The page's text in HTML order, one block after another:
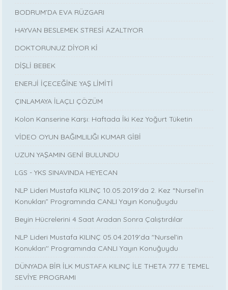
BODRUM’DA EVA RÜZGARI
HAYVAN BESLEMEK STRESİ AZALTIYOR
DOKTORUNUZ DİYOR Kİ
DİŞLİ BEBEK
ENERJİ İÇECEĞİNE YAŞ LİMİTİ
ÇINLAMAYA İLAÇLI ÇÖZÜM
Kolon Kanserine Karşı: Haftada İki Kez Yoğurt Tüketin
VİDEO OYUN BAĞIMLILIĞI KUMAR GİBİ
UZUN YAŞAMIN GENİ BULUNDU
LGS - YKS SINAVINDA HEYECAN
NLP Lideri Mustafa KILINÇ 10.05.2019’da 2. Kez “Nursel’in
Konukları” Programında CANLI Yayın Konuğuydu
Beyin Hücrelerini 4 Saat Aradan Sonra Çalıştırdılar
NLP Lideri Mustafa KILINÇ 05.04.2019'da ''Nursel’in
Konukları'' Programında CANLI Yayın Konuğuydu
DÜNYADA BİR İLK MUSTAFA KILINÇ İLE THETA 777 E TEMEL
SEVİYE PROGRAMI